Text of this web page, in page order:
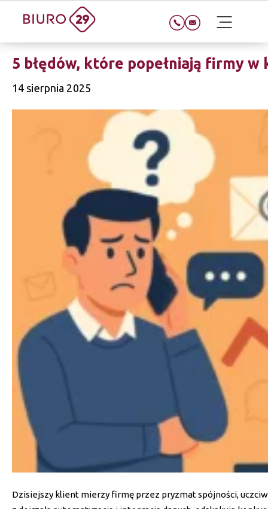
5 błędów, które popełniają firmy
14 sierpnia 2025
Dzisiejszy klient mierzy firmę przez pryzmat spójności,